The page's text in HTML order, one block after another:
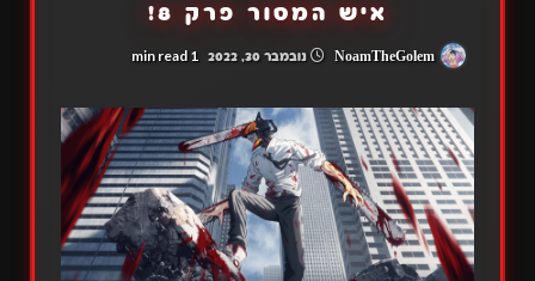
איש המסור פרק 8!
נובמבר 30, 2022 1 min read